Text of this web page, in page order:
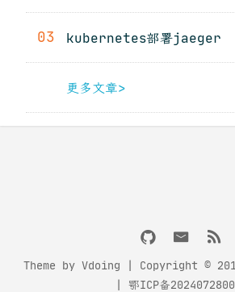
03 kubernetes部署jaeger
更多文章>
Theme by Vdoing | Copyright ©
鄂ICP备